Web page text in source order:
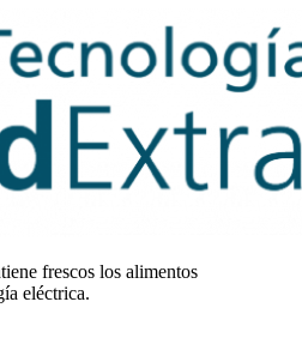
frescos los alimentos
eléctrica.